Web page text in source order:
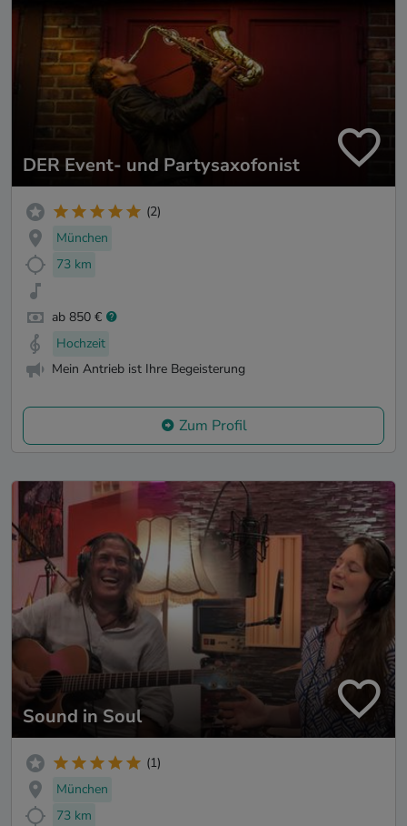
DER Event- und Partysaxofonist
(2)
München
73 km
ab 850 €
Hochzeit
Mein Antrieb ist Ihre Begeisterung
Zum Profil
Sound in Soul
(1)
München
73 km